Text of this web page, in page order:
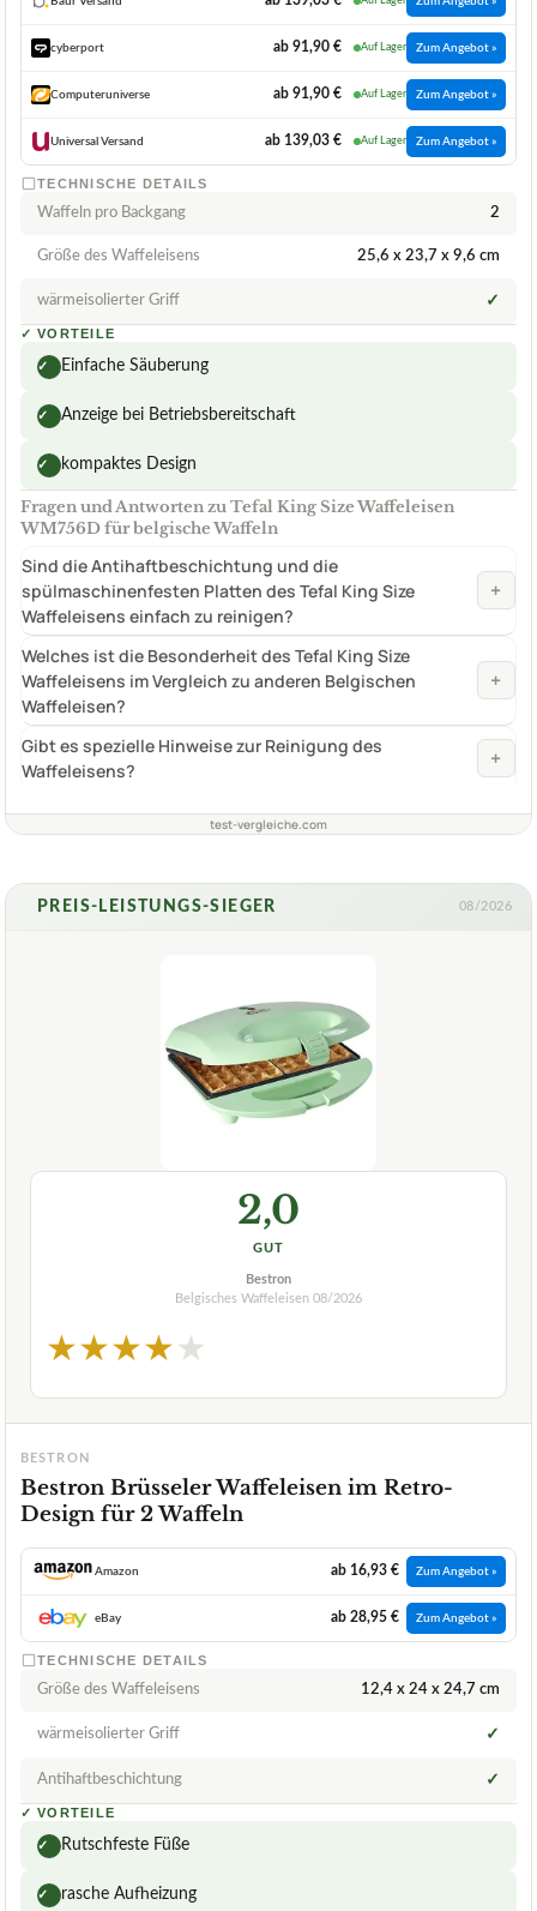
cyberport ab 91,90 € Auf Lager Zum Angebot »
Computeruniverse ab 91,90 € Auf Lager Zum Angebot »
Universal Versand ab 139,03 € Auf Lager Zum Angebot »
TECHNISCHE DETAILS
Waffeln pro Backgang 2
Größe des Waffeleisens 25,6 x 23,7 x 9,6 cm
wärmeisolierter Griff ✓
✓ VORTEILE
✓ Einfache Säuberung
✓ Anzeige bei Betriebsbereitschaft
✓ kompaktes Design
Fragen und Antworten zu Tefal King Size Waffeleisen
WM756D für belgische Waffeln
Sind die Antihaftbeschichtung und die
spülmaschinenfesten Platten des Tefal King Size
Waffeleisens einfach zu reinigen?
+
Welches ist die Besonderheit des Tefal King Size
Waffeleisens im Vergleich zu anderen Belgischen
Waffeleisen?
+
Gibt es spezielle Hinweise zur Reinigung des
Waffeleisens?
+
test-vergleiche.com
PREIS-LEISTUNGS-SIEGER 08/2026
2,0
GUT
Bestron
Belgisches Waffeleisen 08/2026
★★★★★
BESTRON
Bestron Brüsseler Waffeleisen im Retro-
Design für 2 Waffeln
Amazon ab 16,93 € Zum Angebot »
eBay ab 28,95 € Zum Angebot »
TECHNISCHE DETAILS
Größe des Waffeleisens 12,4 x 24 x 24,7 cm
wärmeisolierter Griff ✓
Antihaftbeschichtung ✓
✓ VORTEILE
✓ Rutschfeste Füße
✓ rasche Aufheizung